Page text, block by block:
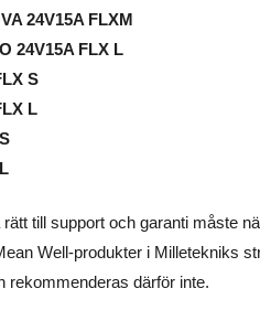
24V15A FLXM
24V15A FLX L
S
L
till support och garanti måste
Well-produkter i Milletekniks
rekommenderas därför inte.